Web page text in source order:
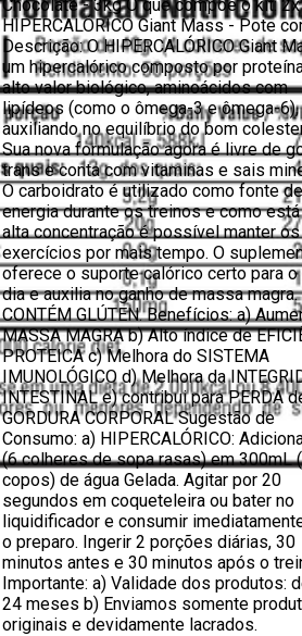
Chocolate - 3kg O que compõe o kit: 2x
HIPERCALÓRICO Giant Mass - Pote
Descrição: O HIPERCALÓRICO Giant
um hipercalórico composto por
alto valor biológico, aminoácidos com
lipídeos (como o ômega-3 e ômega-6),
auxiliando no equilíbrio do bom
Sua nova formulação agora é livre de
trans e conta com vitaminas e sais
O carboidrato é utilizado como fonte de
energia durante os treinos e como
alta concentração é possível manter os
exercícios por mais tempo. O
oferece o suporte calórico certo para o
dia e auxilia no ganho de massa magra.
CONTÉM GLÚTEN. Benefícios: a)
MASSA MAGRA b) Alto índice de
PROTEICA c) Melhora do SISTEMA
IMUNOLÓGICO d) Melhora da
INTESTINAL e) contribui para PERDA
GORDURA CORPORAL Sugestão de
Consumo: a) HIPERCALÓRICO:
(6 colheres de sopa rasas) em 300mL
copos) de água Gelada. Agitar por 20
segundos em coqueteleira ou bater no
liquidificador e consumir
o preparo. Ingerir 2 porções diárias, 30
minutos antes e 30 minutos após o
Importante: a) Validade dos produtos:
24 meses b) Enviamos somente
originais e devidamente lacrados.